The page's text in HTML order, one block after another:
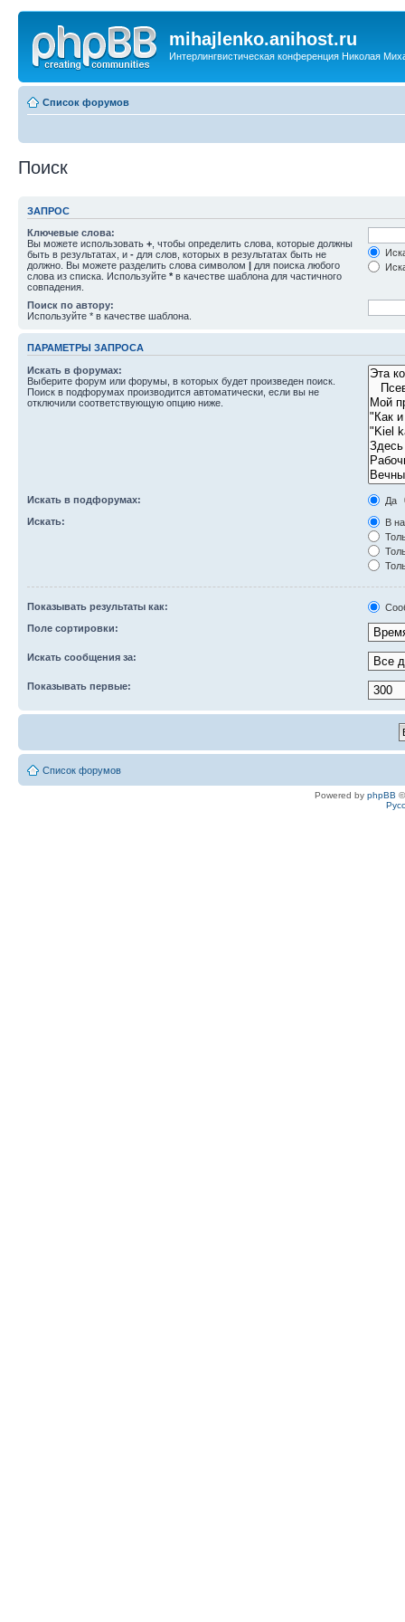
mihajlenko.anihost.ru
Интерлингвистическая конференция Николая
Список форумов
Поиск
ЗАПРОС
Ключевые слова:
Вы можете использовать + , чтобы определить слова, которые должны
быть в результатах, и - для слов, которых в результатах быть не
должно. Вы можете разделить слова символом | для поиска любого
слова из списка. Используйте * в качестве шаблона для частичного
совпадения.
Поиск по автору:
Используйте * в качестве шаблона.
ПАРАМЕТРЫ ЗАПРОСА
Искать в форумах:
Выберите форум или форумы, в которых будет произведен поиск.
Поиск в подфорумах производится автоматически, если вы не
отключили соответствующую опцию ниже.
Искать в подфорумах:
Да
Искать:
В
Показывать результаты как:
Поле сортировки:
Искать сообщения за:
Показывать первые:
Список форумов
Powered by phpBB